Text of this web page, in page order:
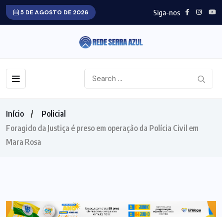
5 DE AGOSTO DE 2026 Siga-nos
Início
Policial
Foragido da Justiça é preso em operação da Polícia Civil em
Mara Rosa
POLICIAL